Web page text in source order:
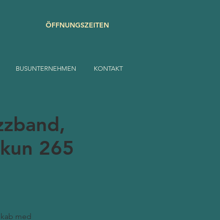
ÖFFNUNGSZEITEN
BUSUNTERNEHMEN KONTAKT
265
med